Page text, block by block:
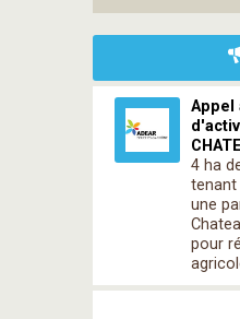
Appel
4 ha
tenant
une
pour